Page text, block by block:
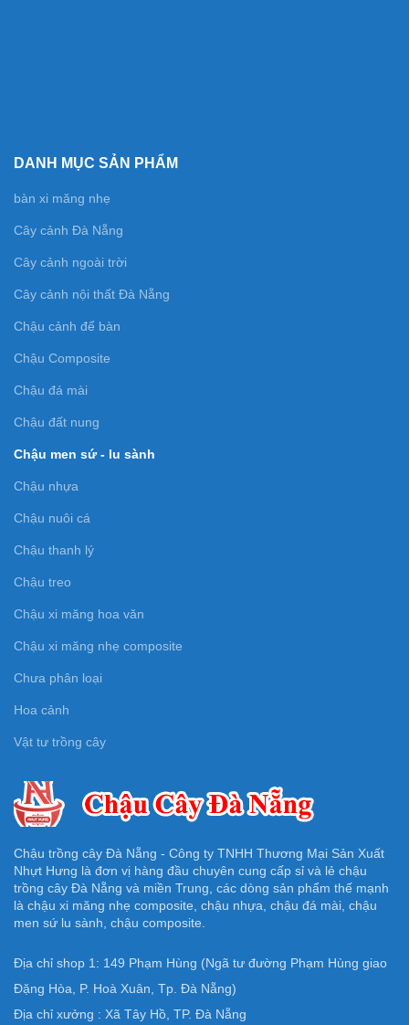
DANH MỤC SẢN PHẨM
bàn xi măng nhẹ
Cây cảnh Đà Nẵng
Cây cảnh ngoài trời
Cây cảnh nội thất Đà Nẵng
Chậu cảnh để bàn
Chậu Composite
Chậu đá mài
Chậu đất nung
Chậu men sứ - lu sành
Chậu nhựa
Chậu nuôi cá
Chậu thanh lý
Chậu treo
Chậu xi măng hoa văn
Chậu xi măng nhẹ composite
Chưa phân loại
Hoa cảnh
Vật tư trồng cây
Chậu trồng cây Đà Nẵng - Công ty TNHH Thương Mại Sản Xuất
Nhựt Hưng là đơn vị hàng đầu chuyên cung cấp sỉ và lẻ chậu
trồng cây Đà Nẵng và miền Trung, các dòng sản phẩm thế mạnh
là chậu xi măng nhẹ composite, chậu nhựa, chậu đá mài, chậu
men sứ lu sành, chậu composite.
Địa chỉ shop 1: 149 Phạm Hùng (Ngã tư đường Phạm Hùng giao
Đặng Hòa, P. Hoà Xuân, Tp. Đà Nẵng)
Địa chỉ xưởng : Xã Tây Hồ, TP. Đà Nẵng